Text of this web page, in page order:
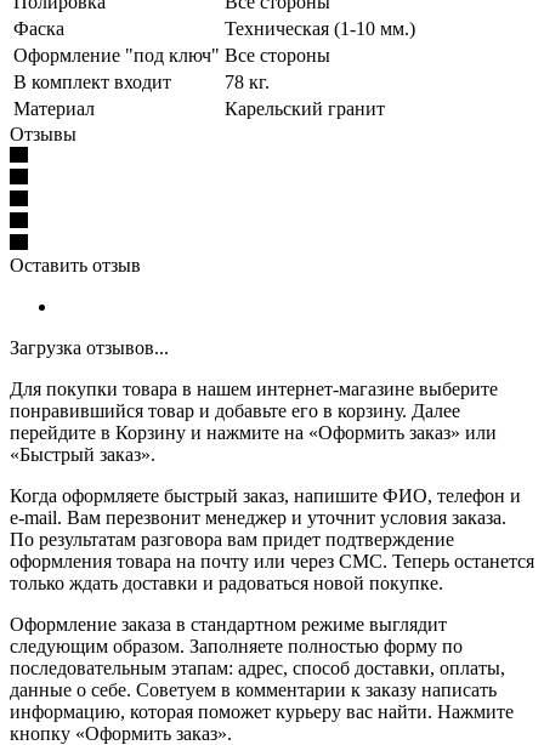
Фаска
Техническая (1-10 мм.)
Оформление "под ключ" Все стороны
В комплект входит
78 кг.
Материал
Карельский гранит
Отзывы
Оставить отзыв
Загрузка отзывов...
Для покупки товара в нашем интернет-магазине выберите
понравившийся товар и добавьте его в корзину. Далее
перейдите в Корзину и нажмите на «Оформить заказ» или
«Быстрый заказ».
Когда оформляете быстрый заказ, напишите ФИО, телефон и
e-mail. Вам перезвонит менеджер и уточнит условия заказа.
По результатам разговора вам придет подтверждение
оформления товара на почту или через СМС. Теперь останется
только ждать доставки и радоваться новой покупке.
Оформление заказа в стандартном режиме выглядит
следующим образом. Заполняете полностью форму по
последовательным этапам: адрес, способ доставки, оплаты,
данные о себе. Советуем в комментарии к заказу написать
информацию, которая поможет курьеру вас найти. Нажмите
кнопку «Оформить заказ».